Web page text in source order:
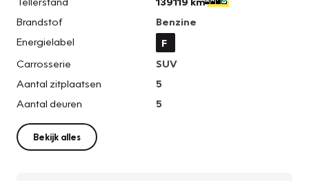
Brandstof
Benzine
Energielabel
F
Carrosserie
SUV
Aantal zitplaatsen
5
Aantal deuren
5
Bekijk alles